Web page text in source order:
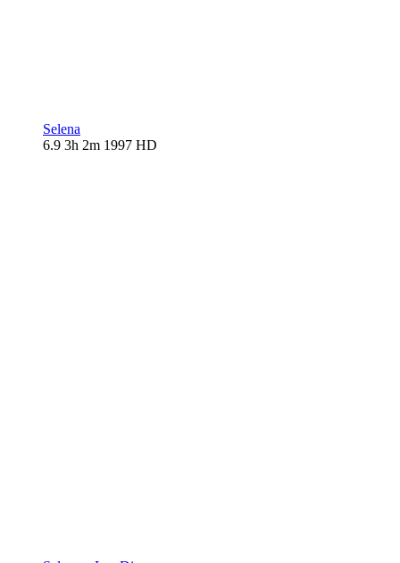
Selena
6.9 3h 2m 1997 HD